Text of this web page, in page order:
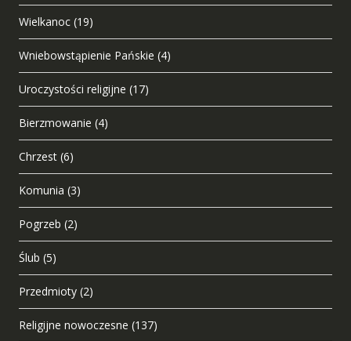
Wielkanoc (19)
Wniebowstąpienie Pańskie (4)
Uroczystości religijne (17)
Bierzmowanie (4)
Chrzest (6)
Komunia (3)
Pogrzeb (2)
Ślub (5)
Przedmioty (2)
Religijne nowoczesne (137)